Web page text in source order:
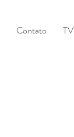
Contato TV